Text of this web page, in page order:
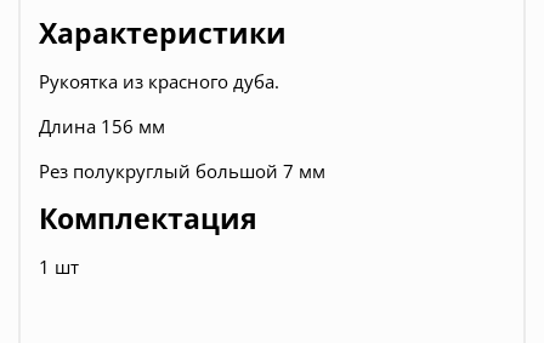
Характеристики
Рукоятка из красного дуба.
Длина 156 мм
Рез полукруглый большой 7 мм
Комплектация
1 шт